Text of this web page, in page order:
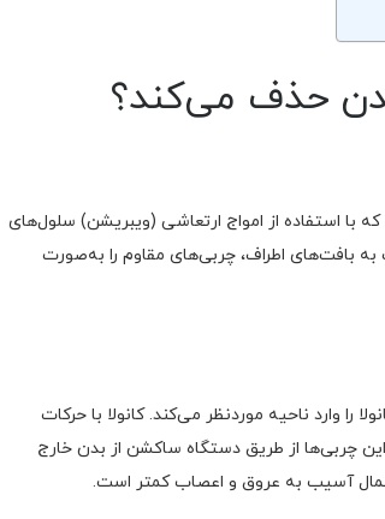
بدن حذف می‌کند؟
استفاده از امواج ارتعاشی (ویبریشن) سلول‌های
بافت‌های اطراف، چربی‌های مقاوم را به‌صورت
را وارد ناحیه موردنظر می‌کند. کانولا با حرکات
چربی‌ها از طریق دستگاه ساکشن از بدن خارج
آسیب به عروق و اعصاب کمتر است.